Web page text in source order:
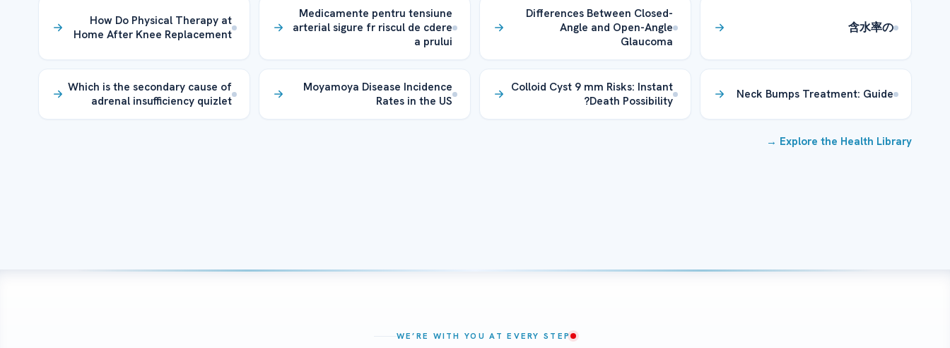
含水率の
Differences Between Closed-
Angle and Open-Angle
Glaucoma
Medicamente pentru tensiune
arterial sigure fr riscul de cdere
a prului
How Do Physical Therapy at
Home After Knee Replacement
Neck Bumps Treatment: Guide
Colloid Cyst 9 mm Risks: Instant
Death Possibility?
Moyamoya Disease Incidence
Rates in the US
Which is the secondary cause of
adrenal insufficiency quizlet
Explore the Health Library →
WE’RE WITH YOU AT EVERY STEP